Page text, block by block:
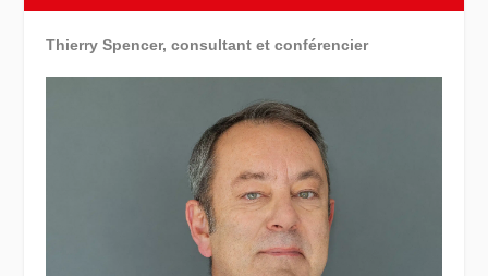
Thierry Spencer, consultant et conférencier